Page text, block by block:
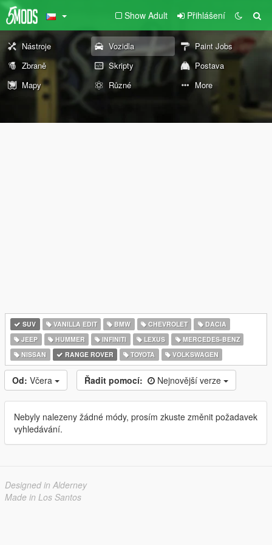
Show Adult Přihlášení
Nástroje Vozidla
Paint Jobs
Zbraně
Skripty
Postava
Mapy
Různé More
SUV VANILLA EDIT BMW CHEVROLET
DACIA
JEEP
HUMMER INFINITI LEXUS
MERCEDES-BENZ
NISSAN
RANGE ROVER TOYOTA VOLKSWAGEN
Od: Včera Řadit pomocí: Nejnovější verze
Nebyly nalezeny žádné módy, prosím zkuste změnit požadavek
vyhledávání.
Designed in Alderney
Made in Los Santos